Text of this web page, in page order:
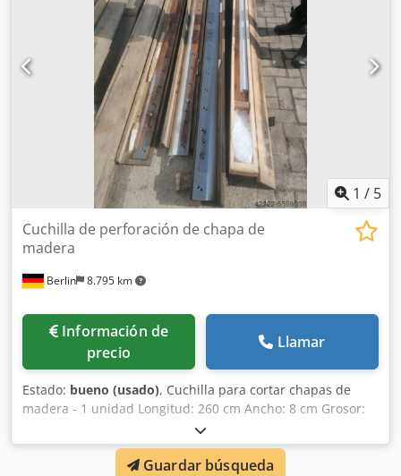
1 / 5
Berlin 8.795 km
Cuchilla de perforación de chapa de
madera
Información de
precio
Llamar
Estado: bueno (usado), Cuchilla para cortar chapas de
madera - 1 unidad Longitud: 260 cm Ancho: 8 cm Grosor:
0,13 cm Cjdpfx Aogm E Rhjnkoha - 1 unidad Longitud: 260
cm Ancho: 9 cm Grosor: 0,13 cm
Guardar búsqueda